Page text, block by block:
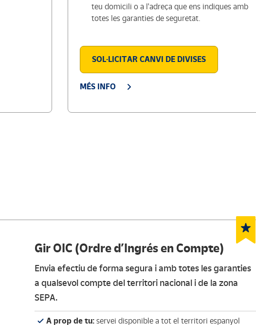
teu domicili o a l'adreça que ens indiques amb
totes les garanties de seguretat.
SOL·LICITAR CANVI DE DIVISES
MÉS INFO
Gir OIC (Ordre d’Ingrés en Compte)
Envia efectiu de forma segura i amb totes les garanties
a qualsevol compte del territori nacional i de la zona
SEPA.
A prop de tu:servei disponible a tot el territori espanyol